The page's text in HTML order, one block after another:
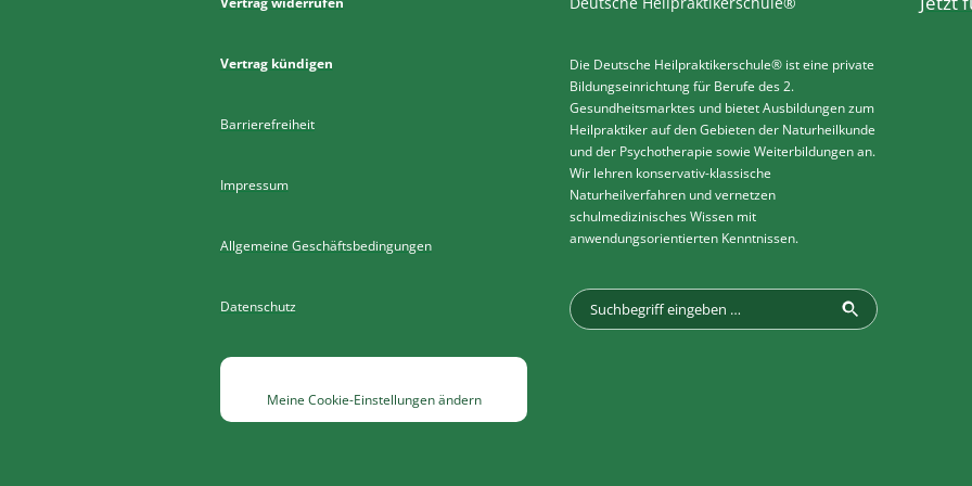
Vertrag kündigen
Barrierefreiheit
Impressum
Allgemeine Geschäftsbedingungen
Datenschutz
Meine Cookie-Einstellungen ändern
Die Deutsche Heilpraktikerschule® ist eine private
Bildungseinrichtung für Berufe des 2.
Gesundheitsmarktes und bietet Ausbildungen zum
Heilpraktiker auf den Gebieten der Naturheilkunde
und der Psychotherapie sowie Weiterbildungen an.
Wir lehren konservativ-klassische
Naturheilverfahren und vernetzen
schulmedizinisches Wissen mit
anwendungsorientierten Kenntnissen.